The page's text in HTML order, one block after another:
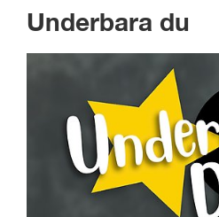
Underbara du